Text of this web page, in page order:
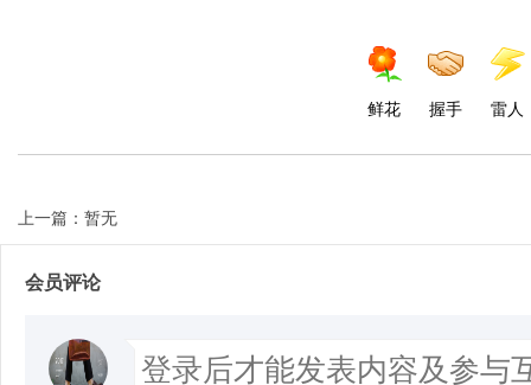
鲜花 握手 雷人
上一篇：暂无
会员评论